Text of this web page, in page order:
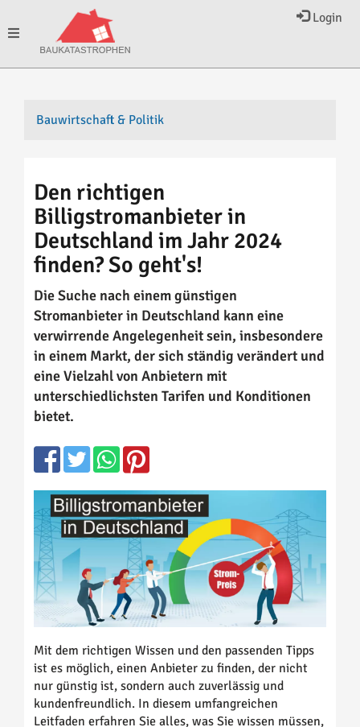
Login
Toggle
Bauwirtschaft & Politik
Den richtigen
Billigstromanbieter in
Deutschland im Jahr 2024
finden? So geht's!
Die Suche nach einem günstigen
Stromanbieter in Deutschland kann eine
verwirrende Angelegenheit sein, insbesondere
in einem Markt, der sich ständig verändert und
eine Vielzahl von Anbietern mit
unterschiedlichsten Tarifen und Konditionen
bietet.
Mit dem richtigen Wissen und den passenden Tipps
ist es möglich, einen Anbieter zu finden, der nicht
nur günstig ist, sondern auch zuverlässig und
kundenfreundlich. In diesem umfangreichen
Leitfaden erfahren Sie alles, was Sie wissen müssen,